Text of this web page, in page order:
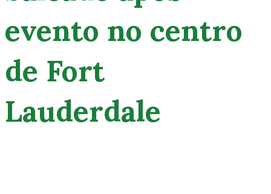
evento no centro
de Fort
Lauderdale